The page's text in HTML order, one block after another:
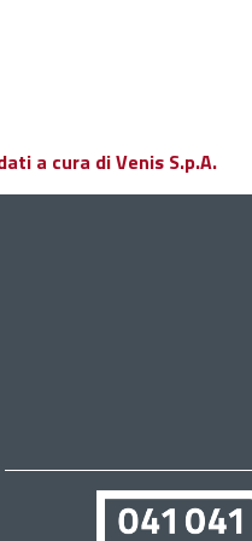
a cura di Venis S.p.A.